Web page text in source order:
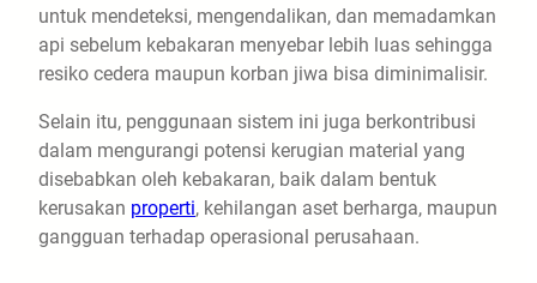
untuk mendeteksi, mengendalikan, dan memadamkan
api sebelum kebakaran menyebar lebih luas sehingga
resiko cedera maupun korban jiwa bisa diminimalisir.
Selain itu, penggunaan sistem ini juga berkontribusi
dalam mengurangi potensi kerugian material yang
disebabkan oleh kebakaran, baik dalam bentuk
kerusakan properti, kehilangan aset berharga, maupun
gangguan terhadap operasional perusahaan.